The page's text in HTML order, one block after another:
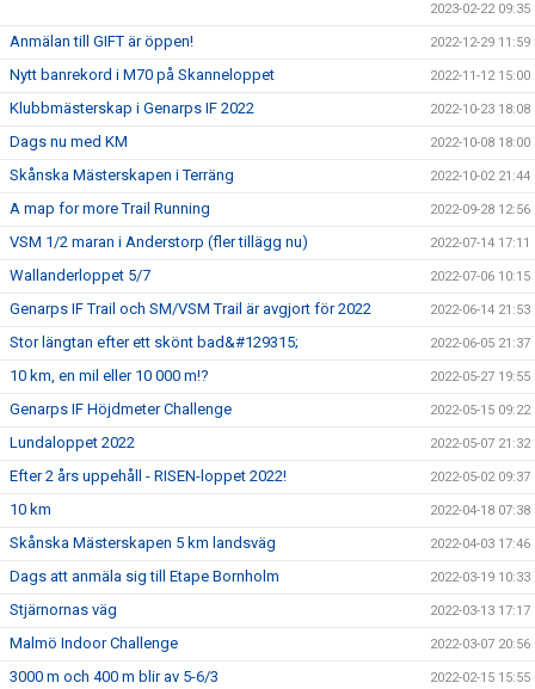
2023-02-22 09:35
Anmälan till GIFT är öppen! 2022-12-29 11:59
Nytt banrekord i M70 på Skanneloppet 2022-11-12 15:00
Klubbmästerskap i Genarps IF 2022 2022-10-23 18:08
Dags nu med KM 2022-10-08 18:00
Skånska Mästerskapen i Terräng 2022-10-02 21:44
A map for more Trail Running 2022-09-28 12:56
VSM 1/2 maran i Anderstorp (fler tillägg nu) 2022-07-14 17:11
Wallanderloppet 5/7 2022-07-06 10:15
Genarps IF Trail och SM/VSM Trail är avgjort för 2022 2022-06-14 21:53
Stor längtan efter ett skönt bad&#129315; 2022-06-05 21:37
10 km, en mil eller 10 000 m!? 2022-05-27 19:55
Genarps IF Höjdmeter Challenge 2022-05-15 09:22
Lundaloppet 2022 2022-05-07 21:32
Efter 2 års uppehåll - RISEN-loppet 2022! 2022-05-02 09:37
10 km 2022-04-18 07:38
Skånska Mästerskapen 5 km landsväg 2022-04-03 17:46
Dags att anmäla sig till Etape Bornholm 2022-03-19 10:33
Stjärnornas väg 2022-03-13 17:17
Malmö Indoor Challenge 2022-03-07 20:56
3000 m och 400 m blir av 5-6/3 2022-02-15 15:55